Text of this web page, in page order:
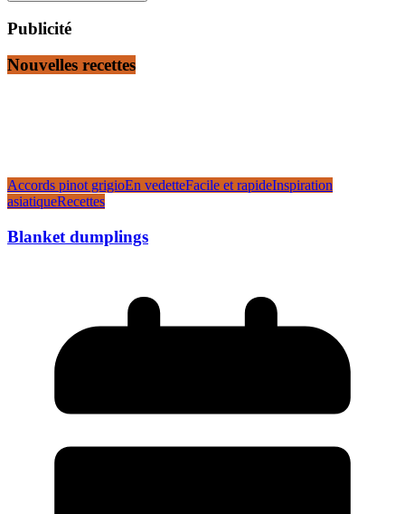
Publicité
Nouvelles recettes
Accords pinot grigioEn vedetteFacile et rapideInspiration
asiatiqueRecettes
Blanket dumplings